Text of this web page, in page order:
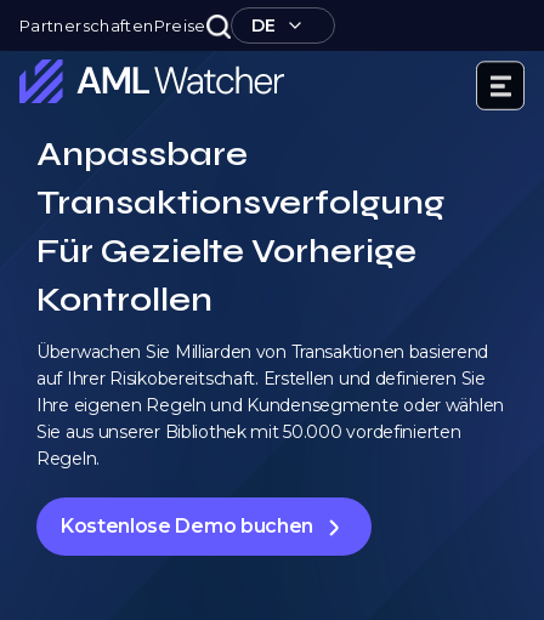
PartnerschaftenPreise DE
Watcher
Inhalt
springen
Anpassbare
Transaktionsverfolgung
Für Gezielte Vorherige
Kontrollen
Überwachen Sie Milliarden von Transaktionen basierend
auf Ihrer Risikobereitschaft. Erstellen und definieren Sie
Ihre eigenen Regeln und Kundensegmente oder wählen
Sie aus unserer Bibliothek mit 50.000 vordefinierten
Regeln.
Kostenlose Demo buchen